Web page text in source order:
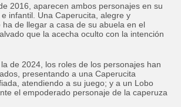
2016, aparecen ambos personajes en su
infantil. Una Caperucita, alegre y
de llegar a casa de su abuela en el
que la acecha oculto con la intención
de 2024, los roles de los personajes han
presentando a una Caperucita
atendiendo a su juego; y a un Lobo
el empoderado personaje de la caperuza